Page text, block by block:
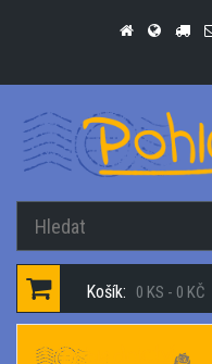
Košík: 0 KS - 0 KČ